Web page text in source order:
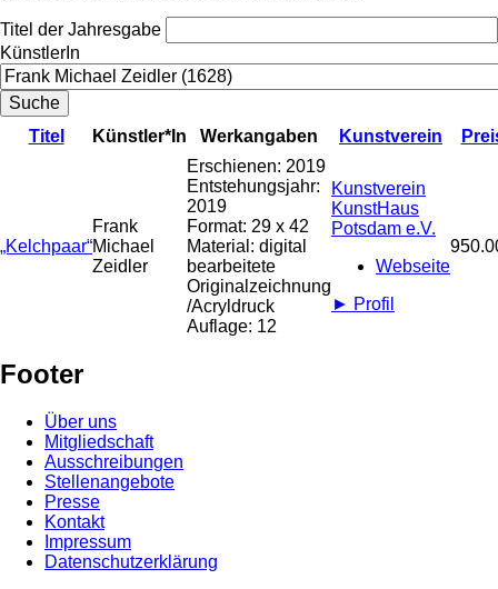
Titel der Jahresgabe
KünstlerIn
Titel Künstler*In Werkangaben Kunstverein
„Kelchpaar“
Frank
Michael
Zeidler
Erschienen: 2019
Entstehungsjahr:
2019
Format: 29 x 42
Material: digital
bearbeitete
Originalzeichnung
/Acryldruck
Auflage: 12
Kunstverein
KunstHaus
Potsdam e.V.
Webseite
► Profil
Footer
Über uns
Mitgliedschaft
Ausschreibungen
Stellenangebote
Presse
Kontakt
Impressum
Datenschutzerklärung